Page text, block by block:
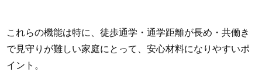
これらの機能は特に、徒歩通学・通学距離が長め・共働き
で見守りが難しい家庭にとって、安心材料になりやすいポ
イント。